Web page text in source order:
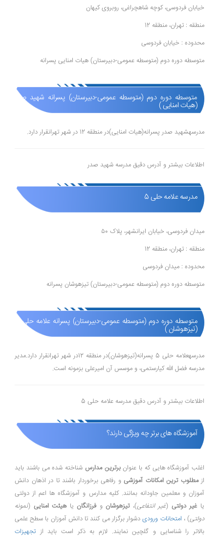
خیابان فردوسی، کوچه شاهچراغی، روبروی کیهان
منطقه : تهران، منطقه 12
محدوده : خیابان فردوسی
متوسطه دوره دوم (متوسطه عمومی-دبیرستان) هیات امنایی پسرانه
متوسطه دوره دوم (متوسطه عمومی-دبیرستان) پسرانه شهید صدر
(هیات امنایی )
مدرسهشهید صدر پسرانه(هیات امنایی)در منطقه 12 در شهر تهرانقرار دارد.
اطلاعات بیشتر و آدرس دقیق مدرسه شهید صدر
مدرسه علامه حلی 5
میدان فردوسی، خیابان ایرانشهر، پلاک ۵۰
منطقه : تهران، منطقه 12
محدوده : میدان فردوسی
متوسطه دوره دوم (متوسطه عمومی-دبیرستان) تیزهوشان پسرانه
(تیزهوشان )
مدرسهعلامه حلی 5 پسرانه(تیزهوشان)در منطقه 12در شهر تهرانقرار دارد.مدیر
مدرسه فضل الله کیارستمی، و موسس آن امیرعلی بزمونه است.
اطلاعات بیشتر و آدرس دقیق مدرسه علامه حلی 5
آموزشگاه های برتر چه ویژگی دارند؟
اغلب آموزشگاه هایی که با عنوانبرترین مدارس شناخته شده می باشند باید
ازمطلوب ترین امکانات آموزشی و رفاهی برخوردار باشند تا در اذهان دانش
آموزان و معلمین جاودانه بمانند. کلیه مدارس و آموزشگاه ها اعم از دولتی
یا غیر دولتی (غیر انتفاعی)،تیزهوشانو فرزانگانیاهیئت امنایی (نمونه
دولتی) ، امتحانات ورودیدشوار برگزار می کنند تا دانش آموزان با سطح علمی
بالاتر را شناسایی و گلچین نمایند. لازم به ذکر است باید از تجهیزات